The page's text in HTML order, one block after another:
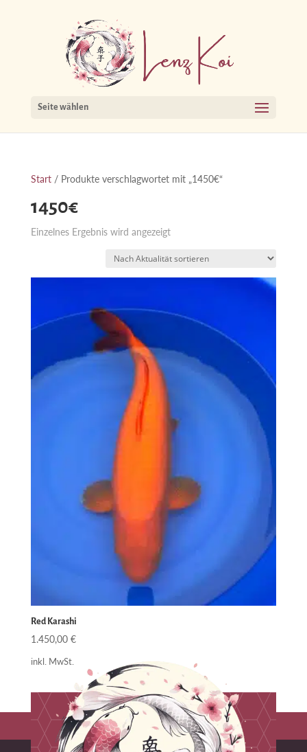
Seite wählen
Start/ Produkte verschlagwortet mit „1450€“
1450€
Einzelnes Ergebnis wird angezeigt
Red Karashi
1.450,00 €
inkl. MwSt.